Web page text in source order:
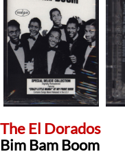
The El Dorados
Bim Bam Boom